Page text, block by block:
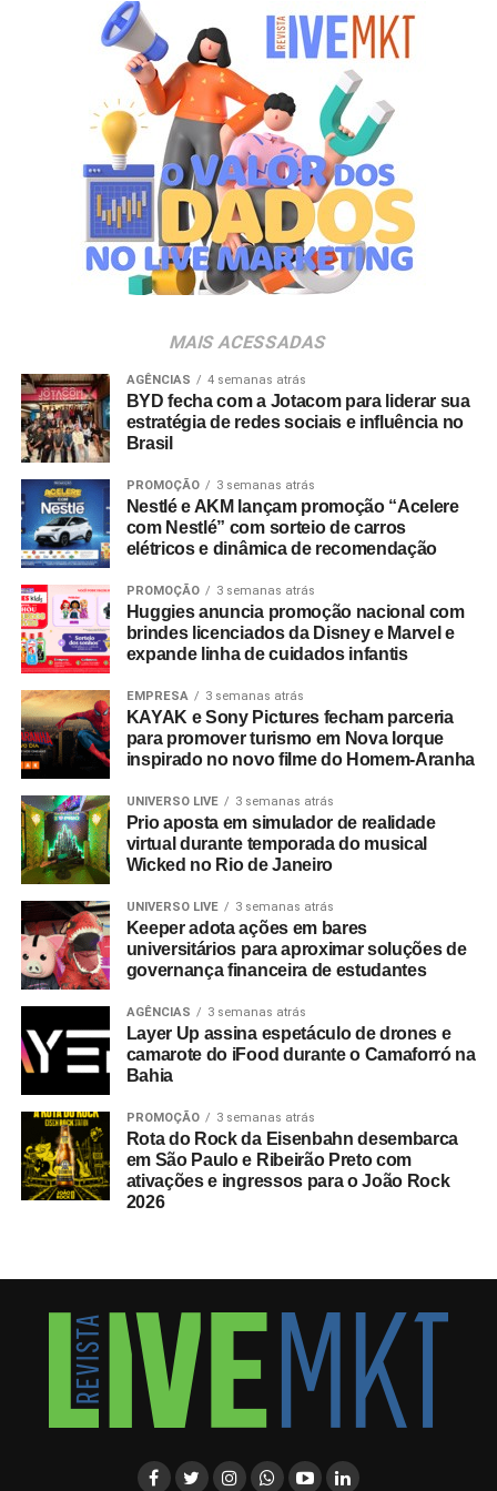
consumo e inteligência de mercado.
Durante o encontro, o evento sediará também mais uma
edição do Prêmio Excelência em Marca Própria,
premiação criada para reconhecer os cases de maior
destaque na indústria e no varejo nacional. Entre as
empresas com presença executiva confirmada estão
Carrefour, Assaí Atacadista, Magalu, Panvel, Pague
Menos, Rappi e Dalben. “As marcas próprias vivem um
momento de expansão no Brasil e vêm conquistando um
papel cada vez mais estratégico tanto para varejistas
o fortalecimento desse mercado, que ainda tem um
enorme potencial de crescimento no país”, destaca
Johnny Reitzfeld, fundador e
O credenciamento é destinado a profissionais de toda a
cadeia produtiva — incluindo varejistas, fabricantes,
distribuidores, fornecedores e consultores —
interessados no mapeamento de tendências e na
geração de novas parcerias comerciais.
MAIS ACESSADAS
AGÊNCIAS 4 semanas atrás
BYD fecha com a Jotacom para liderar sua
estratégia de redes sociais e influência no
Brasil
PROMOÇÃO 3 semanas atrás
Nestlé e AKM lançam promoção “Acelere
com Nestlé” com sorteio de carros
elétricos e dinâmica de recomendação
PROMOÇÃO 3 semanas atrás
Huggies anuncia promoção nacional com
brindes licenciados da Disney e Marvel e
expande linha de cuidados infantis
EMPRESA 3 semanas atrás
KAYAK e Sony Pictures fecham parceria
para promover turismo em Nova Iorque
inspirado no novo filme do Homem-Aranha
UNIVERSO LIVE 3 semanas atrás
Prio aposta em simulador de realidade
virtual durante temporada do musical
Wicked no Rio de Janeiro
UNIVERSO LIVE 3 semanas atrás
Keeper adota ações em bares
universitários para aproximar soluções de
governança financeira de estudantes
AGÊNCIAS 3 semanas atrás
Layer Up assina espetáculo de drones e
camarote do iFood durante o Camaforró na
Bahia
PROMOÇÃO 3 semanas atrás
Rota do Rock da Eisenbahn desembarca
em São Paulo e Ribeirão Preto com
ativações e ingressos para o João Rock
2026